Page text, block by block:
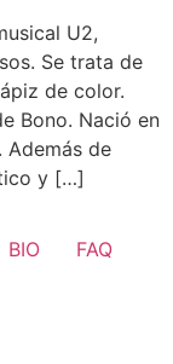
U2,
Se trata de
de color.
Bono. Nació en
Además de
y […]
BIO FAQ